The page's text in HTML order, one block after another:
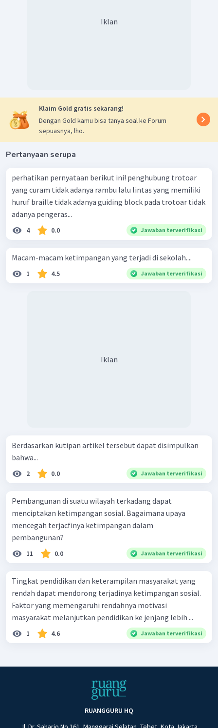
Iklan
Klaim Gold gratis sekarang!
Dengan Gold kamu bisa tanya soal ke Forum
sepuasnya, lho.
Pertanyaan serupa
perhatikan pernyataan berikut ini! penghubung trotoar
yang curam tidak adanya rambu lalu lintas yang memiliki
huruf braille tidak adanya guiding block pada trotoar tidak
adanya pengeras...
4 0.0 Jawaban terverifikasi
Macam-macam ketimpangan yang terjadi di sekolah....
1 4.5 Jawaban terverifikasi
Iklan
Berdasarkan kutipan artikel tersebut dapat disimpulkan
bahwa...
2 0.0 Jawaban terverifikasi
Pembangunan di suatu wilayah terkadang dapat
menciptakan ketimpangan sosial. Bagaimana upaya
mencegah terjacfinya ketimpangan dalam
pembangunan?
11 0.0 Jawaban terverifikasi
Tingkat pendidikan dan keterampilan masyarakat yang
rendah dapat mendorong terjadinya ketimpangan sosial.
Faktor yang memengaruhi rendahnya motivasi
masyarakat melanjutkan pendidikan ke jenjang lebih ...
1 4.6 Jawaban terverifikasi
RUANGGURU HQ